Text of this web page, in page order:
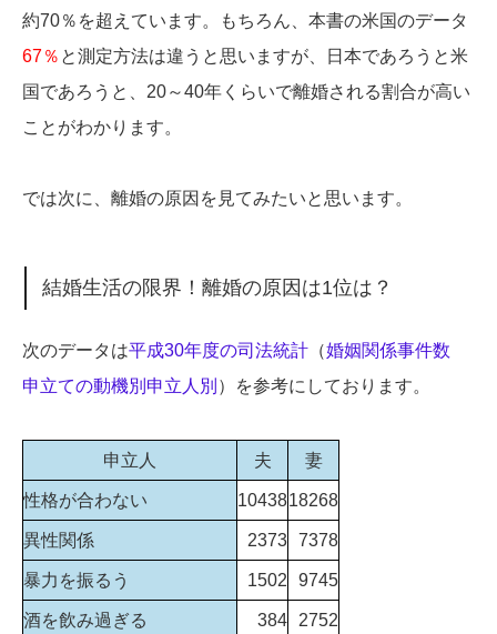
約70％を超えています。もちろん、本書の米国のデータ
67％ と測定方法は違うと思いますが、日本であろうと米
国であろうと、20～40年くらいで離婚される割合が高い
ことがわかります。
では次に、離婚の原因を見てみたいと思います。
結婚生活の限界！離婚の原因は1位は？
次のデータは平成30年度の司法統計 （婚姻関係事件数
申立ての動機別申立人別 ）を参考にしております。
申立人 夫 妻
性格が合わない 1043818268
異性関係 2373 7378
暴力を振るう 1502 9745
酒を飲み過ぎる 384 2752